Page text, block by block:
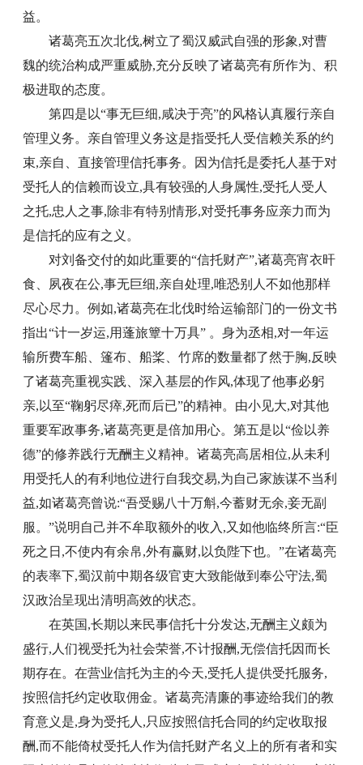
益。
诸葛亮五次北伐,树立了蜀汉威武自强的形象,对曹
魏的统治构成严重威胁,充分反映了诸葛亮有所作为、积
极进取的态度。
第四是以“事无巨细,咸决于亮”的风格认真履行亲自
管理义务。亲自管理义务这是指受托人受信赖关系的约
束,亲自、直接管理信托事务。因为信托是委托人基于对
受托人的信赖而设立,具有较强的人身属性,受托人受人
之托,忠人之事,除非有特别情形,对受托事务应亲力而为
是信托的应有之义。
对刘备交付的如此重要的“信托财产”,诸葛亮宵衣旰
食、夙夜在公,事无巨细,亲自处理,唯恐别人不如他那样
尽心尽力。例如,诸葛亮在北伐时给运输部门的一份文书
指出“计一岁运,用蓬旅簟十万具” 。身为丞相,对一年运
输所费车船、篷布、船桨、竹席的数量都了然于胸,反映
了诸葛亮重视实践、深入基层的作风,体现了他事必躬
亲,以至“鞠躬尽瘁,死而后已”的精神。由小见大,对其他
重要军政事务,诸葛亮更是倍加用心。第五是以“俭以养
德”的修养践行无酬主义精神。诸葛亮高居相位,从未利
用受托人的有利地位进行自我交易,为自己家族谋不当利
益,如诸葛亮曾说:“吾受赐八十万斛,今蓄财无余,妾无副
服。”说明自己并不牟取额外的收入,又如他临终所言:“臣
死之日,不使内有余帛,外有赢财,以负陛下也。”在诸葛亮
的表率下,蜀汉前中期各级官吏大致能做到奉公守法,蜀
汉政治呈现出清明高效的状态。
在英国,长期以来民事信托十分发达,无酬主义颇为
盛行,人们视受托为社会荣誉,不计报酬,无偿信托因而长
期存在。在营业信托为主的今天,受托人提供受托服务,
按照信托约定收取佣金。诸葛亮清廉的事迹给我们的教
育意义是,身为受托人,只应按照信托合同的约定收取报
酬,而不能倚杖受托人作为信托财产名义上的所有者和实